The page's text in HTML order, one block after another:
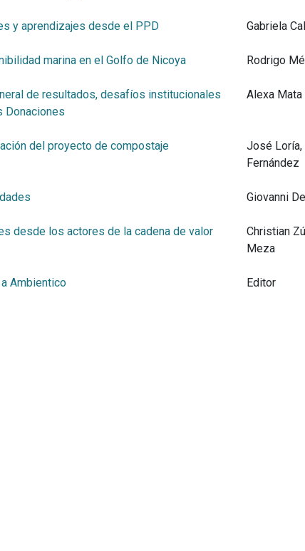
y aprendizajes desde el PPD Gabriela
marina en el Golfo de Nicoya Rodrigo
de resultados, desafíos institucionales
Donaciones
Alexa Mata
del proyecto de compostaje
José Loría,
Fernández
Giovanni
desde los actores de la cadena de valor
Christian
Meza
Ambientico Editor